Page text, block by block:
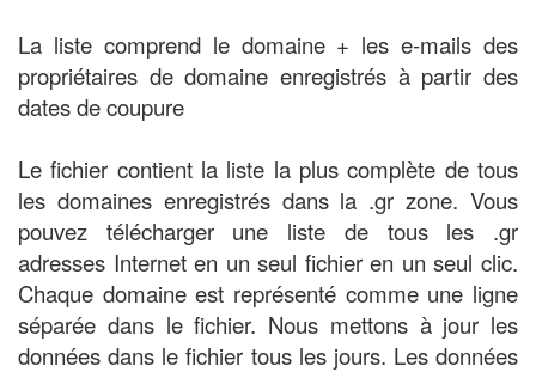
La liste comprend le domaine + les e-mails des
propriétaires de domaine enregistrés à partir des
dates de coupure
Le fichier contient la liste la plus complète de tous
les domaines enregistrés dans la .gr zone. Vous
pouvez télécharger une liste de tous les .gr
adresses Internet en un seul fichier en un seul clic.
Chaque domaine est représenté comme une ligne
séparée dans le fichier. Nous mettons à jour les
données dans le fichier tous les jours. Les données